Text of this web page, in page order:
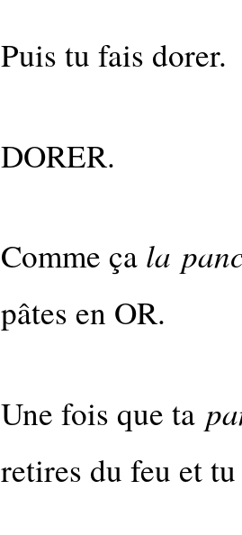
Puis tu fais dorer.
DORER.
Comme ça la
pâtes en OR.
Une fois que ta
retires du feu et